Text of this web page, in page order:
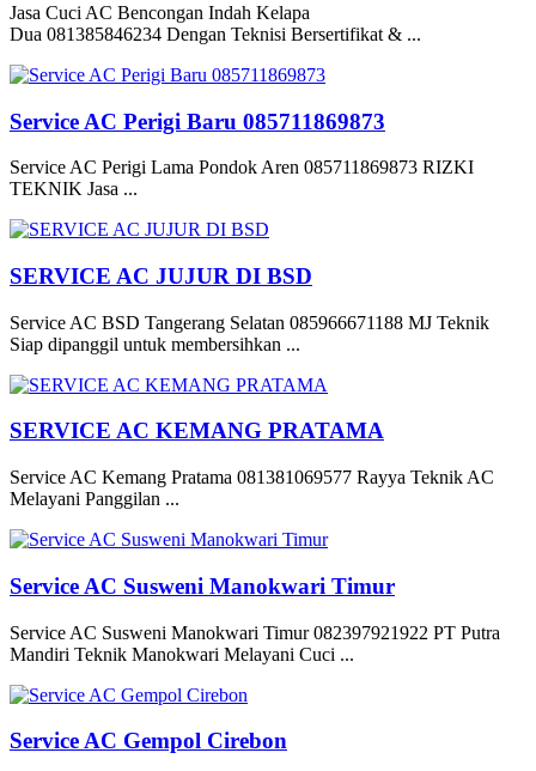
Jasa Cuci AC Bencongan Indah Kelapa
Dua 081385846234 Dengan Teknisi Bersertifikat & ...
Service AC Perigi Baru 085711869873
Service AC Perigi Lama Pondok Aren 085711869873 RIZKI
TEKNIK Jasa ...
SERVICE AC JUJUR DI BSD
Service AC BSD Tangerang Selatan 085966671188 MJ Teknik
Siap dipanggil untuk membersihkan ...
SERVICE AC KEMANG PRATAMA
Service AC Kemang Pratama 081381069577 Rayya Teknik AC
Melayani Panggilan ...
Service AC Susweni Manokwari Timur
Service AC Susweni Manokwari Timur 082397921922 PT Putra
Mandiri Teknik Manokwari Melayani Cuci ...
Service AC Gempol Cirebon